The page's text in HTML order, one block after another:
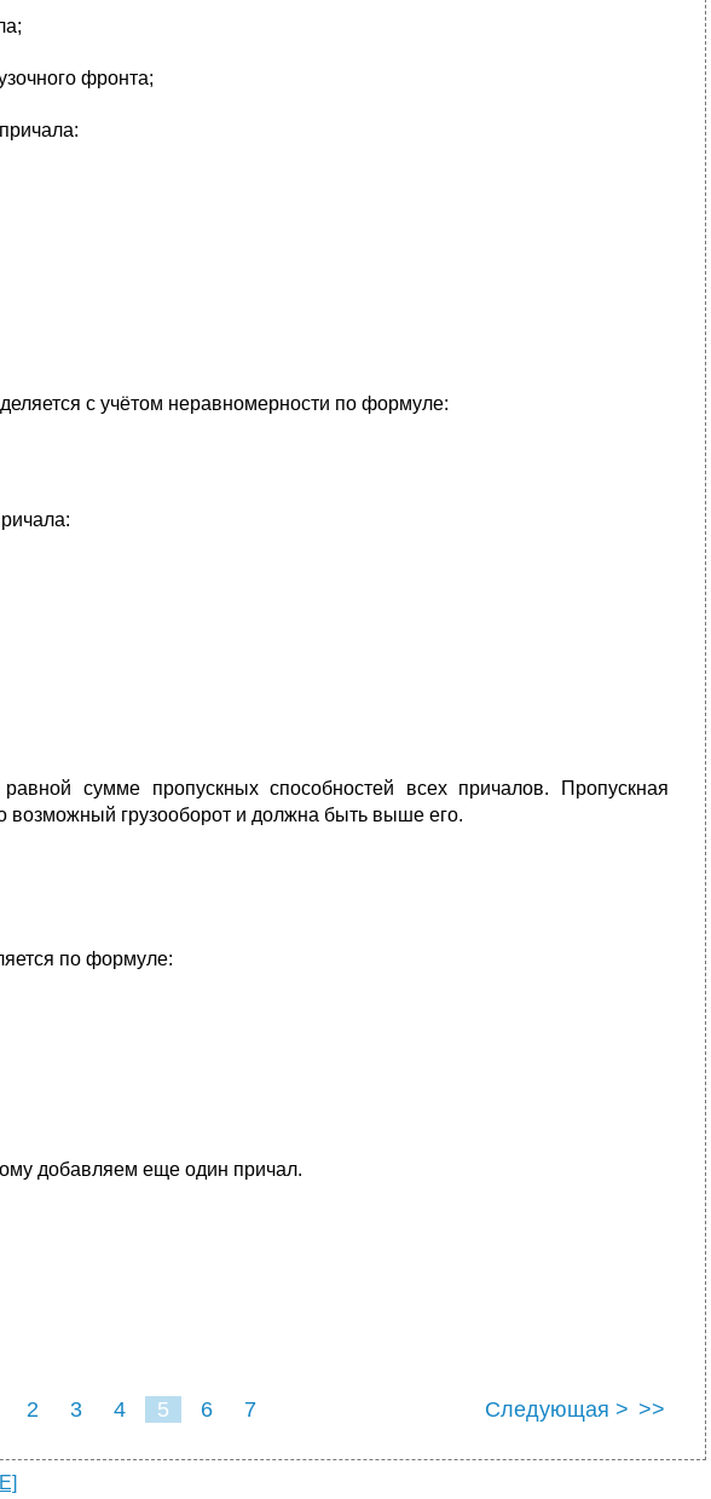
фронта;
с учётом неравномерности по формуле:
сумме пропускных способностей всех причалов. Пропускная
возможный грузооборот и должна быть выше его.
по формуле:
добавляем еще один причал.
2 3 4 5 6 7 Следующая > >>